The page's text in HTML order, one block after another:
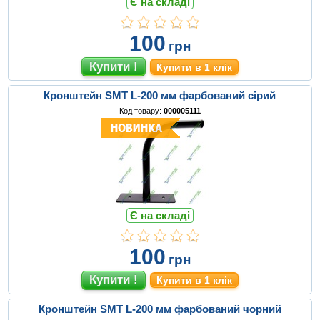
100 грн
Купити в 1 клік
Кронштейн SMT L-200 мм фарбований сірий
Код товару: 000005111
Є на складі
100 грн
Купити в 1 клік
Кронштейн SMT L-200 мм фарбований чорний